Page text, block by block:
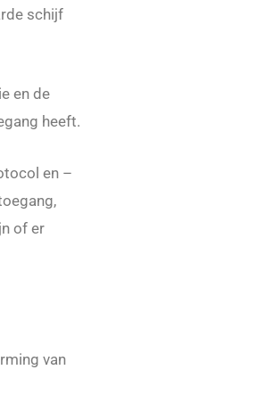
schijf
en de
heeft.
en –
of er
van